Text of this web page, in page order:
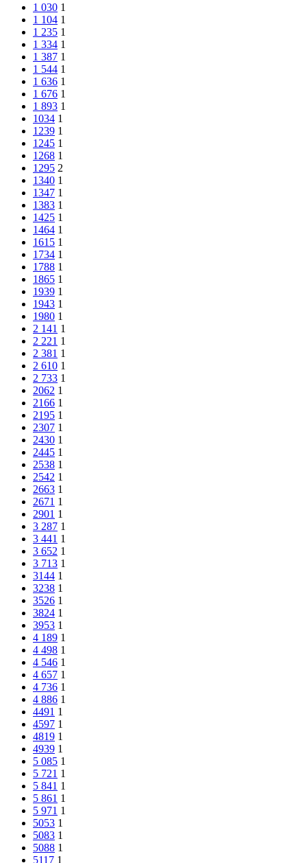
1 030 1
1 104 1
1 235 1
1 334 1
1 387 1
1 544 1
1 636 1
1 676 1
1 893 1
1034 1
1239 1
1245 1
1268 1
1295 2
1340 1
1347 1
1383 1
1425 1
1464 1
1615 1
1734 1
1788 1
1865 1
1939 1
1943 1
1980 1
2 141 1
2 221 1
2 381 1
2 610 1
2 733 1
2062 1
2166 1
2195 1
2307 1
2430 1
2445 1
2538 1
2542 1
2663 1
2671 1
2901 1
3 287 1
3 441 1
3 652 1
3 713 1
3144 1
3238 1
3526 1
3824 1
3953 1
4 189 1
4 498 1
4 546 1
4 657 1
4 736 1
4 886 1
4491 1
4597 1
4819 1
4939 1
5 085 1
5 721 1
5 841 1
5 861 1
5 971 1
5053 1
5083 1
5088 1
5117 1